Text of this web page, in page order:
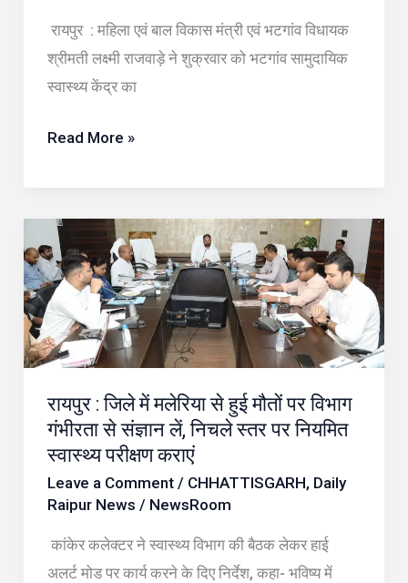
रायपुर : महिला एवं बाल विकास मंत्री एवं भटगांव विधायक
श्रीमती लक्ष्मी राजवाड़े ने शुक्रवार को भटगांव सामुदायिक
स्वास्थ्य केंद्र का
Read More »
रायपुर : जिले में मलेरिया से हुई मौतों पर विभाग
गंभीरता से संज्ञान लें, निचले स्तर पर नियमित
स्वास्थ्य परीक्षण कराएं
Leave a Comment / CHHATTISGARH, Daily
Raipur News / NewsRoom
कांकेर कलेक्टर ने स्वास्थ्य विभाग की बैठक लेकर हाई
अलर्ट मोड पर कार्य करने के दिए निर्देश, कहा- भविष्य में
रायपुर
:
जिले
में
मलेरिया
हुई
मौतों
पर
विभाग
गंभीरता
से
संज्ञान